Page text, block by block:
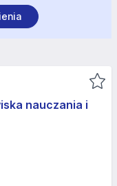
nauczania i